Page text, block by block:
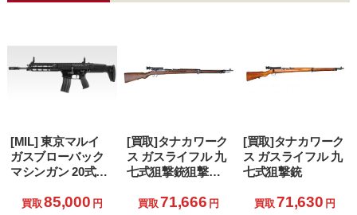
[MIL] 東京マルイ
ガスブローバック
マシンガン 20式
(18歳以上専用)
買取 85,000 円
[買取]タナカワーク
ス ガスライフル 九
七式狙撃銃狙撃銃
ール・フィニッシ
買取 71,666 円
[買取]タナカワーク
ス ガスライフル 九
七式狙撃銃
買取 71,630 円